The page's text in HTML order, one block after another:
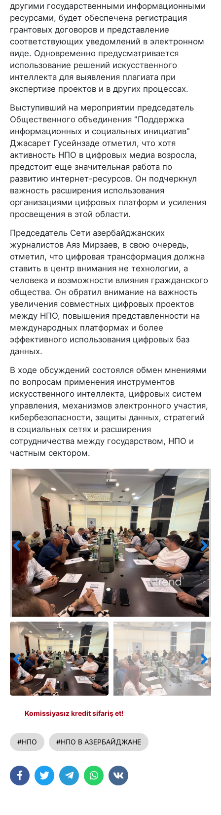
другими государственными информационными
ресурсами, будет обеспечена регистрация
грантовых договоров и представление
соответствующих уведомлений в электронном
виде. Одновременно предусматривается
использование решений искусственного
интеллекта для выявления плагиата при
экспертизе проектов и в других процессах.
Выступивший на мероприятии председатель
Общественного объединения "Поддержка
информационных и социальных инициатив"
Джасарет Гусейнзаде отметил, что хотя
активность НПО в цифровых медиа возросла,
предстоит еще значительная работа по
развитию интернет-ресурсов. Он подчеркнул
важность расширения использования
организациями цифровых платформ и усиления
просвещения в этой области.
Председатель Сети азербайджанских
журналистов Аяз Мирзаев, в свою очередь,
отметил, что цифровая трансформация должна
ставить в центр внимания не технологии, а
человека и возможности влияния гражданского
общества. Он обратил внимание на важность
увеличения совместных цифровых проектов
между НПО, повышения представленности на
международных платформах и более
эффективного использования цифровых баз
данных.
В ходе обсуждений состоялся обмен мнениями
по вопросам применения инструментов
искусственного интеллекта, цифровых систем
управления, механизмов электронного участия,
кибербезопасности, защиты данных, стратегий
в социальных сетях и расширения
сотрудничества между государством, НПО и
частным сектором.
Komissiyasız kredit sifariş et!
#НПО #НПО В АЗЕРБАЙДЖАНЕ